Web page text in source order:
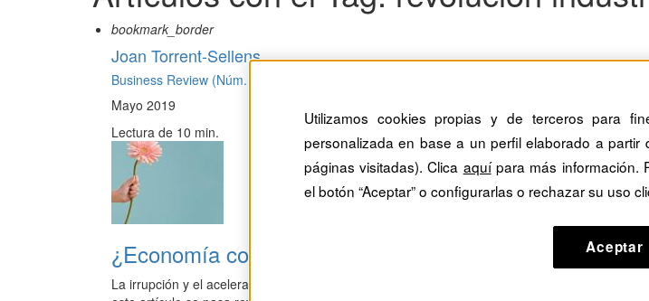
bookmark_border
Joan Torrent-Sellens
Business Review (Núm. 289) ·
Mayo 2019
Lectura de 10 min.
¿Economía colaborativa o economía de plataforma?
La irrupción y el acelerado crecimiento de las plataformas digitales han generado un
Utilizamos cookies propias y de terceros para
personalizada en base a un perfil elaborado a
páginas visitadas). Clica aquípara más información.
el botón “Aceptar” o configurarlas o rechazar su uso
Aceptar